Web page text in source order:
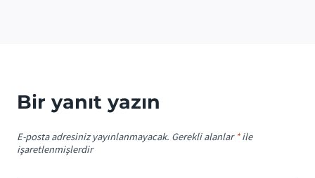
Bir yanıt yazın
E-posta adresiniz yayınlanmayacak. Gerekli alanlar *ile
işaretlenmişlerdir